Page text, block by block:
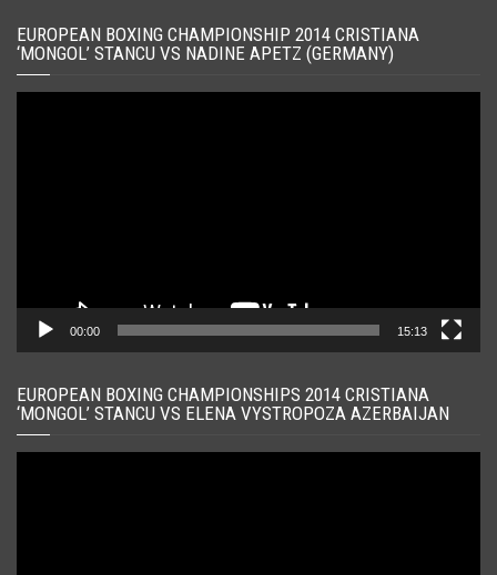
EUROPEAN BOXING CHAMPIONSHIP 2014 CRISTIANA
‘MONGOL’ STANCU VS NADINE APETZ (GERMANY)
00:00 15:13
EUROPEAN BOXING CHAMPIONSHIPS 2014 CRISTIANA
‘MONGOL’ STANCU VS ELENA VYSTROPOZA AZERBAIJAN